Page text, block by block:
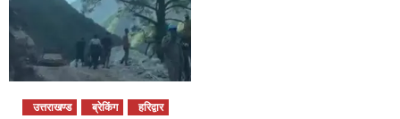
उत्तराखण्ड ब्रेकिंग हरिद्वार